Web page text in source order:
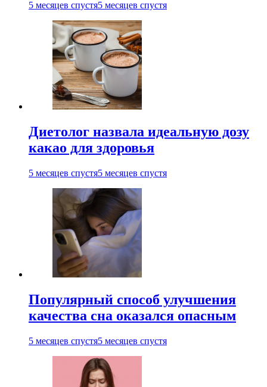
5 месяцев спустя5 месяцев спустя
Диетолог назвала идеальную дозу
какао для здоровья
5 месяцев спустя5 месяцев спустя
Популярный способ улучшения
качества сна оказался опасным
5 месяцев спустя5 месяцев спустя